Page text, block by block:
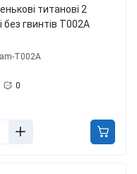
титанові 2
без гвинтів T002A
am-T002A
0